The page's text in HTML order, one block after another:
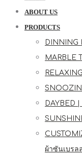
ABOUT US
PRODUCTS
DINNING
MARBLE
DAYBED |
ผ้าซันเบรล